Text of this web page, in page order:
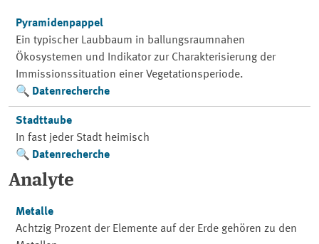
Pyramidenpappel
Ein typischer Laubbaum in ballungsraumnahen
Ökosystemen und Indikator zur Charakterisierung der
Immissionssituation einer Vegetationsperiode.
Datenrecherche
Stadttaube
In fast jeder Stadt heimisch
Datenrecherche
Analyte
Metalle
Achtzig Prozent der Elemente auf der Erde gehören zu den